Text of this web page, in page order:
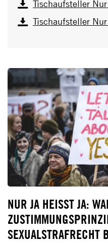
Tischaufsteller
Tischaufsteller
NUR JA HEISST JA:
EXUALSTRAFRECHT